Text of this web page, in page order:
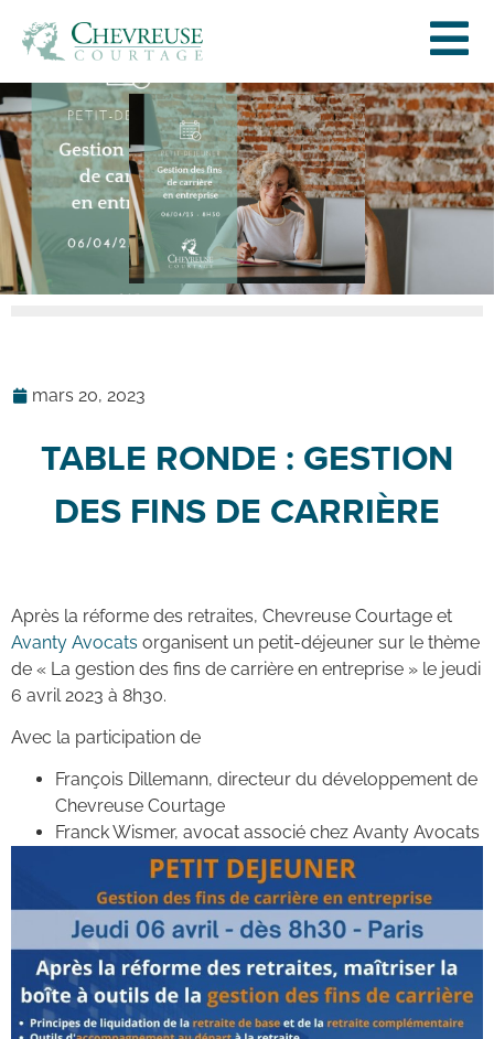
mars 20, 2023
TABLE RONDE : GESTION
DES FINS DE CARRIÈRE
Après la réforme des retraites, Chevreuse Courtage et
Avanty Avocats organisent un petit-déjeuner sur le thème
de « La gestion des fins de carrière en entreprise » le jeudi
6 avril 2023 à 8h30.
Avec la participation de
François Dillemann, directeur du développement de
Chevreuse Courtage
Franck Wismer, avocat associé chez Avanty Avocats